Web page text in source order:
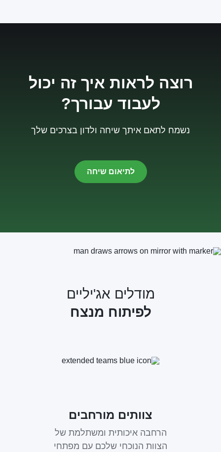
רוצה לראות איך זה יכול
לעבוד עבורך?
נשמח לתאם איתך שיחה ולדון בצרכים שלך
לתיאום שיחה
מודלים אג'יליים
לפיתוח מנצח
צוותים מורחבים
הרחבה איכותית ומשתלמת של
הצוות הנוכחי שלכם עם מפתחי